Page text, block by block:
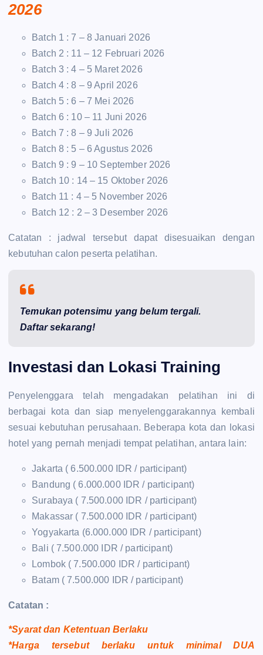
2026
Batch 1 : 7 – 8 Januari 2026
Batch 2 : 11 – 12 Februari 2026
Batch 3 : 4 – 5 Maret 2026
Batch 4 : 8 – 9 April 2026
Batch 5 : 6 – 7 Mei 2026
Batch 6 : 10 – 11 Juni 2026
Batch 7 : 8 – 9 Juli 2026
Batch 8 : 5 – 6 Agustus 2026
Batch 9 : 9 – 10 September 2026
Batch 10 : 14 – 15 Oktober 2026
Batch 11 : 4 – 5 November 2026
Batch 12 : 2 – 3 Desember 2026
Catatan : jadwal tersebut dapat disesuaikan dengan
kebutuhan calon peserta pelatihan.
Temukan potensimu yang belum tergali.
Daftar sekarang!
Investasi dan Lokasi Training
Penyelenggara telah mengadakan pelatihan ini di
berbagai kota dan siap menyelenggarakannya kembali
sesuai kebutuhan perusahaan. Beberapa kota dan lokasi
hotel yang pernah menjadi tempat pelatihan, antara lain:
Jakarta ( 6.500.000 IDR / participant)
Bandung ( 6.000.000 IDR / participant)
Surabaya ( 7.500.000 IDR / participant)
Makassar ( 7.500.000 IDR / participant)
Yogyakarta (6.000.000 IDR / participant)
Bali ( 7.500.000 IDR / participant)
Lombok ( 7.500.000 IDR / participant)
Batam ( 7.500.000 IDR / participant)
Catatan :
*Syarat dan Ketentuan Berlaku
*Harga tersebut berlaku untuk minimal DUA